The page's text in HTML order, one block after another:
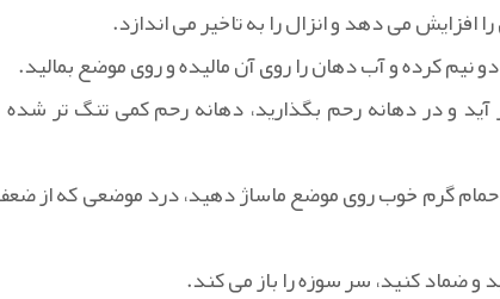
افزایش می دهد و انزال را به تاخیر می اندازد.
دو نیم کرده و آب دهان را روی آن مالیده و روی موضع بمالید.
آید و در دهانه رحم بگذارید، دهانه رحم کمی تنگ تر
حمام گرم خوب روی موضع ماساژ دهید، درد موضعی که از
ضماد کنید، سر سوزه را باز می کند.